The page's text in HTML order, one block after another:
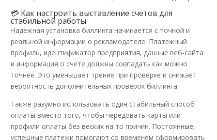
💳 Как настроить выставление счетов для
стабильной работы
Надежная установка биллинга начинается с точной и
реальной информации о рекламодателе. Платежный
профиль, идентификатор предприятия, данные веб-сайта
и информация о счете должны совпадать как можно
точнее. Это уменьшает трение при проверке и снижает
вероятность дополнительных проверок биллинга.
Также разумно использовать один стабильный способ
оплаты вместо того, чтобы чередовать карты или
профили оплаты без веских на то причин. Постоянные,
успешные платежи помогают со временем сформировать